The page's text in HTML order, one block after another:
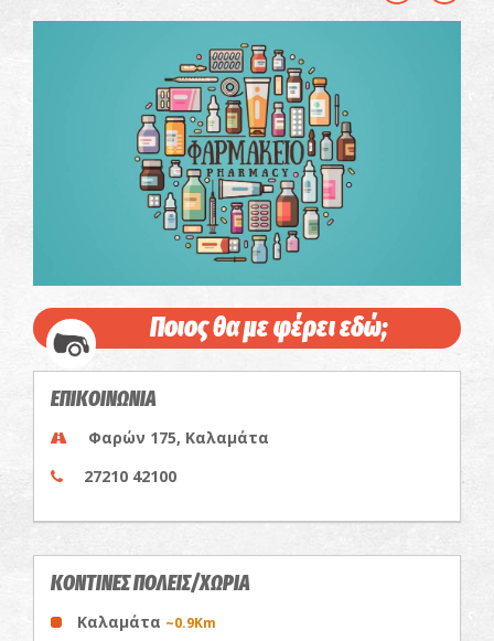
Ποιος θα με φέρει εδώ;
ΕΠΙΚΟΙΝΩΝΙΑ
Φαρών 175, Καλαμάτα
27210 42100
ΚΟΝΤΙΝΕΣ ΠΟΛΕΙΣ/ΧΩΡΙΑ
Καλαμάτα ~0.9Km